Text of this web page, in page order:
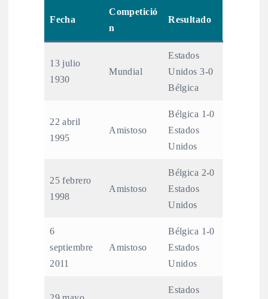
Fecha
Competició
n
Resultado
13 julio
1930
Mundial
Estados
Unidos 3-0
Bélgica
22 abril
1995
Amistoso
Bélgica 1-0
Estados
Unidos
25 febrero
1998
Amistoso
Bélgica 2-0
Estados
Unidos
6
septiembre
2011
Amistoso
Bélgica 1-0
Estados
Unidos
Estados